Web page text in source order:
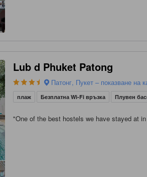
Lub d Phuket Patong
Патонг, Пукет – показване на
плаж Безплатна Wi-Fi връзка Плувен
"One of the best hostels we have stayed at